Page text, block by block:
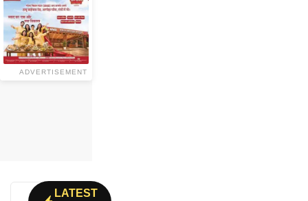
ADVERTISEMENT
LATEST